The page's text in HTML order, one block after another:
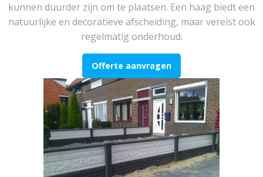
kunnen duurder zijn om te plaatsen. Een haag biedt een
natuurlijke en decoratieve afscheiding, maar vereist ook
regelmatig onderhoud.
Offerte aanvragen